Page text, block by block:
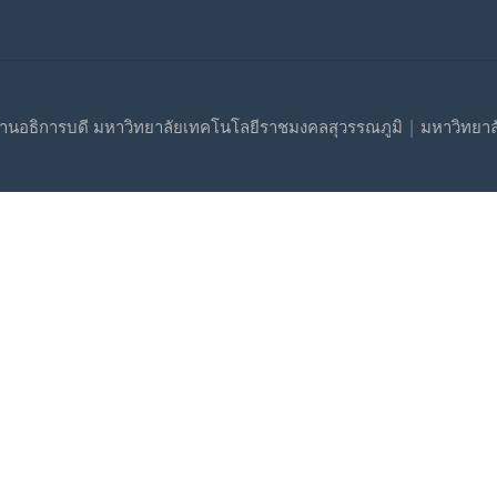
นอธิการบดี มหาวิทยาลัยเทคโนโลยีราชมงคลสุวรรณภูมิ | มหาวิทย